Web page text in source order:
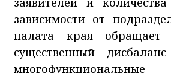
зависимости от
палата края обращает
существенный